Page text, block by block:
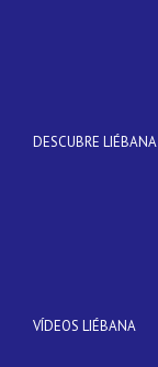
DESCUBRE LIÉBANA
VÍDEOS LIÉBANA